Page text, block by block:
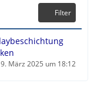
Filter
März 2025 um 18:12